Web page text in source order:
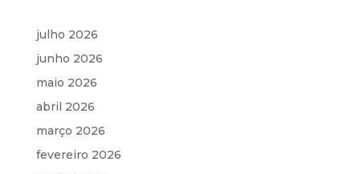
julho 2026
junho 2026
maio 2026
abril 2026
março 2026
fevereiro 2026